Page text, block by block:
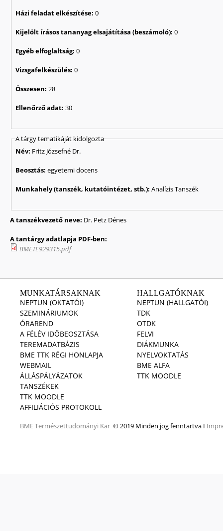
Házi feladat elkészítése:0
Kijelölt írásos tananyag elsajátítása (beszámoló):0
Egyéb elfoglaltság:0
Vizsgafelkészülés:0
Összesen:28
Ellenőrző adat:30
A tárgy tematikáját kidolgozta
Név: Fritz Józsefné Dr.
Beosztás:egyetemi docens
Munkahely (tanszék, kutatóintézet, stb.):Analízis Tanszék
A tanszékvezető neve: Dr. Petz Dénes
A tantárgy adatlapja PDF-ben:
BMETE929315.pdf
MUNKATÁRSAKNAK
NEPTUN (OKTATÓI)
SZEMINÁRIUMOK
ÓRAREND
A FÉLÉV IDŐBEOSZTÁSA
TEREMADATBÁZIS
BME TTK RÉGI HONLAPJA
WEBMAIL
ÁLLÁSPÁLYÁZATOK
TANSZÉKEK
TTK MOODLE
AFFILIÁCIÓS PROTOKOLL
BMETermészettudományi Kar © 2019 Minden jog fenntartva I
HALLGATÓKNAK
NEPTUN (HALLGATÓI)
TDK
OTDK
FELVI
DIÁKMUNKA
NYELVOKTATÁS
BME ALFA
TTK MOODLE